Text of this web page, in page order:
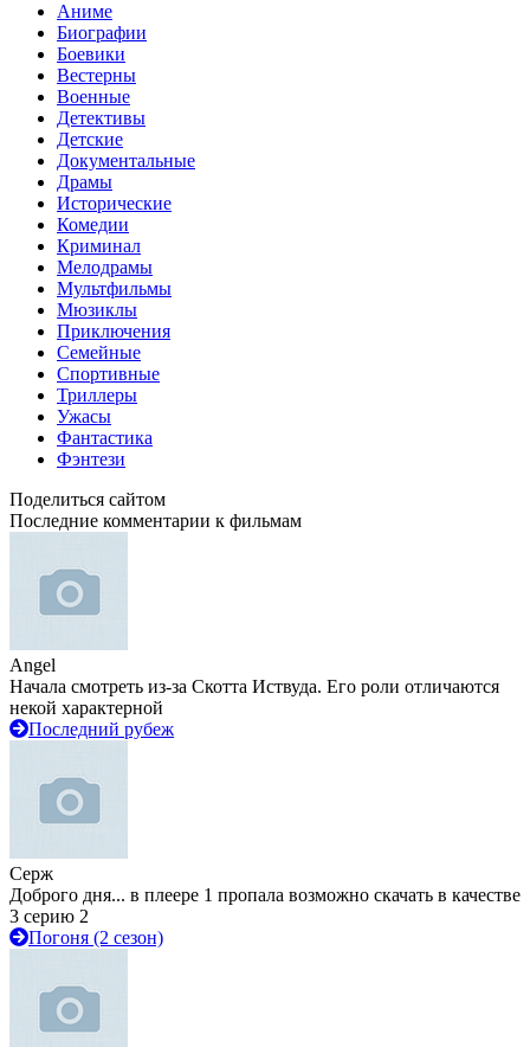
Аниме
Биографии
Боевики
Вестерны
Военные
Детективы
Детские
Документальные
Драмы
Исторические
Комедии
Криминал
Мелодрамы
Мультфильмы
Мюзиклы
Приключения
Семейные
Спортивные
Триллеры
Ужасы
Фантастика
Фэнтези
Поделиться сайтом
Последние комментарии к фильмам
Angel
Начала смотреть из-за Скотта Иствуда. Его роли отличаются
некой характерной
Последний рубеж
Серж
Доброго дня... в плеере 1 пропала возможно скачать в качестве
3 серию 2
Погоня (2 сезон)